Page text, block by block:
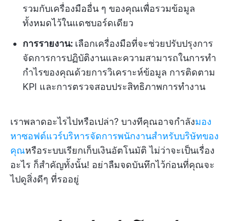
รวมกับเครื่องมืออื่น ๆ ของคุณเพื่อรวมข้อมูล
ทั้งหมดไว้ในแดชบอร์ดเดียว
การรายงาน: เลือกเครื่องมือที่จะช่วยปรับปรุงการ
จัดการการปฏิบัติงานและความสามารถในการทำ
กำไรของคุณด้วยการวิเคราะห์ข้อมูล การติดตาม
KPI และการตรวจสอบประสิทธิภาพการทำงาน
เราพลาดอะไรไปหรือเปล่า? บางทีคุณอาจกำลังมอง
หาซอฟต์แวร์บริหารจัดการพนักงานสำหรับบริษัทของ
คุณหรือระบบเรียกเก็บเงินอัตโนมัติ ไม่ว่าจะเป็นเรื่อง
อะไร ก็สำคัญทั้งนั้น! อย่าลืมจดบันทึกไว้ก่อนที่คุณจะ
ไปดูสิ่งดีๆ ที่รออยู่